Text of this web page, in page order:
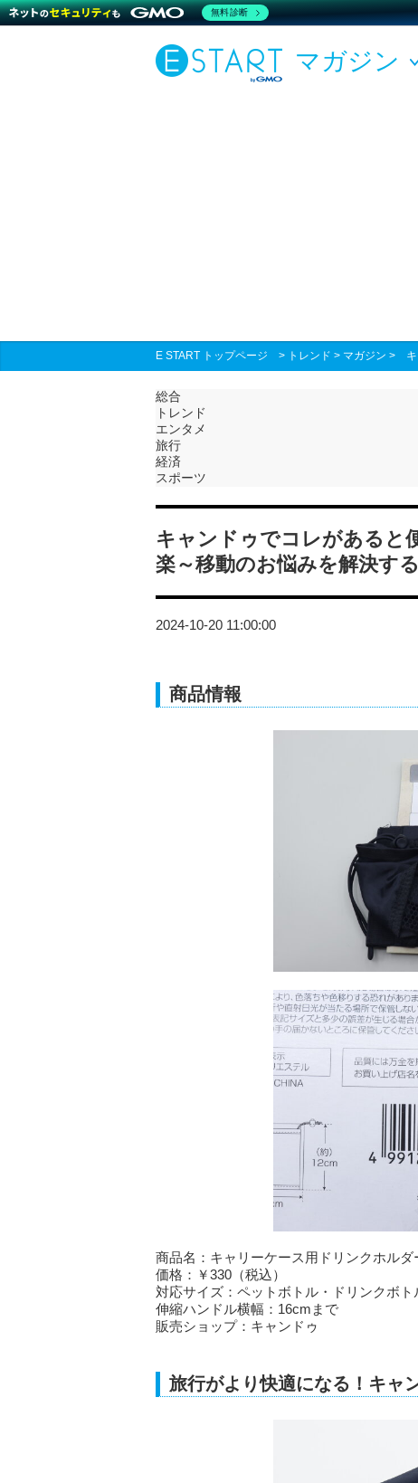
マガジン
E START トップページ > トレンド > マガジン >
総合
トレンド
エンタメ
旅行
経済
スポーツ
キャンドゥでコレがあると
楽～移動のお悩みを解決す
2024-10-20 11:00:00
商品情報
商品名：キャリーケース用ドリンクホルダ
価格：￥330（税込）
対応サイズ：ペットボトル・ドリンクボ
伸縮ハンドル横幅：16cmまで
販売ショップ：キャンドゥ
旅行がより快適になる！キャ
無料診断